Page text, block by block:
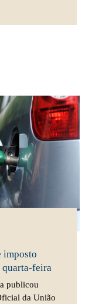
imposto
quarta-feira
publicou
da União